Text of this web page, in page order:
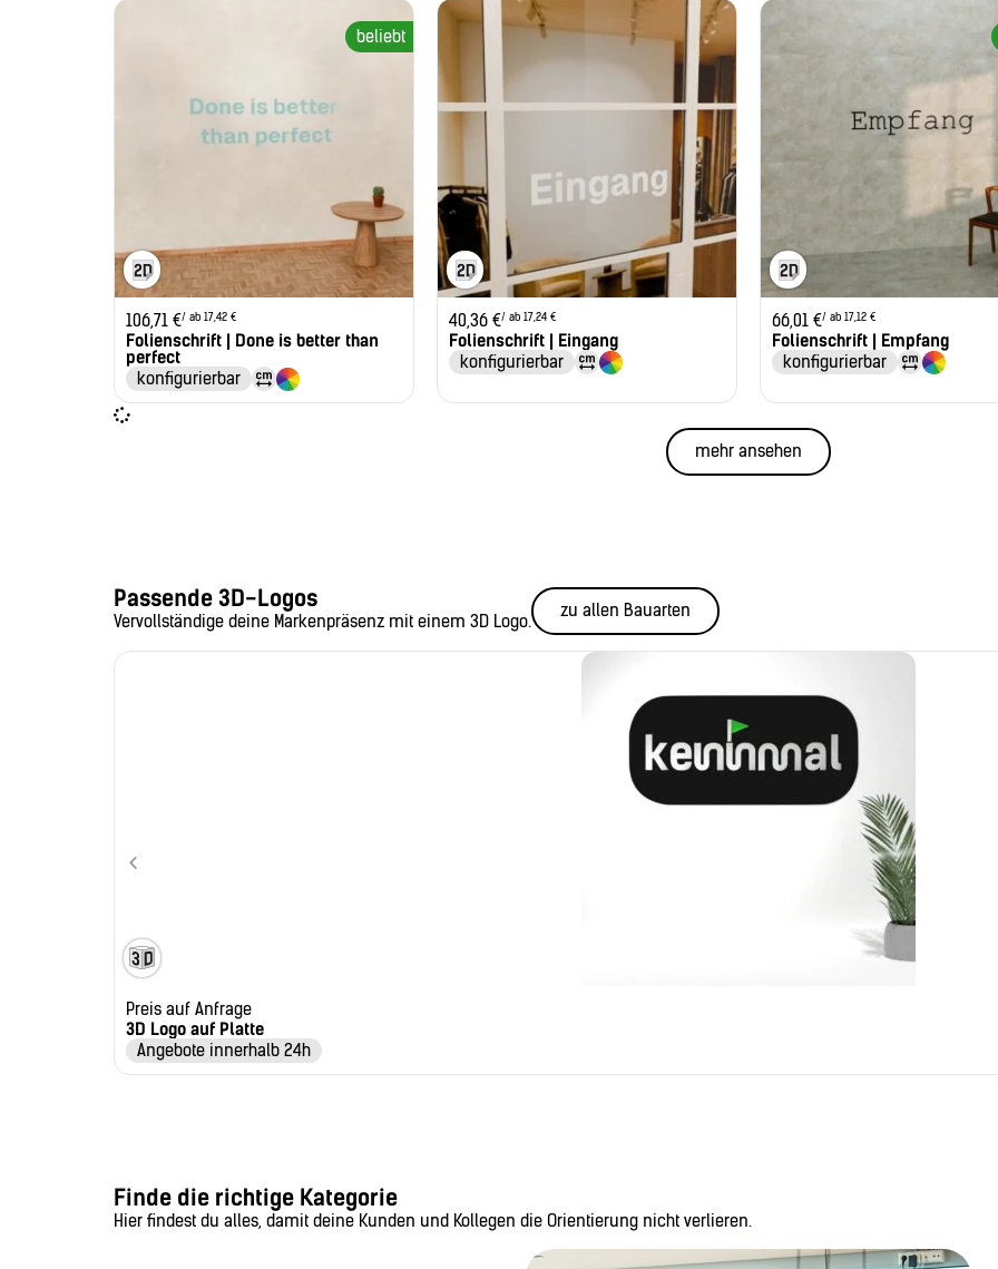
beliebt
106,71 €/ ab 17,42 €
Folienschrift | Done is better than
perfect
konfigurierbar
40,36 €/ ab 17,24 €
Folienschrift | Eingang
konfigurierbar
66,01 €/ ab 17,12 €
Folienschrift | Empfang
konfigurierbar
mehr ansehen
Passende 3D-Logos
Vervollständige deine Markenpräsenz mit einem 3D Logo.
zu allen Bauarten
Preis auf Anfrage
3D Logo auf Platte
Angebote innerhalb 24h
Finde die richtige Kategorie
Hier findest du alles, damit deine Kunden und Kollegen die Orientierung nicht verlieren.